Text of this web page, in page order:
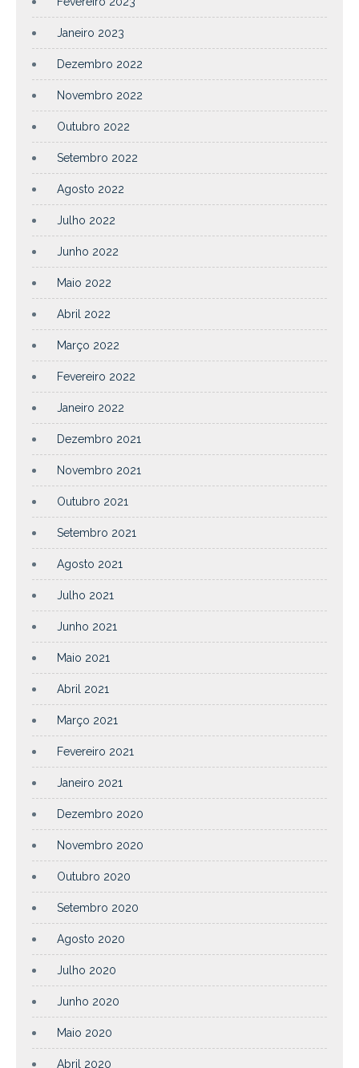
Janeiro 2023
Dezembro 2022
Novembro 2022
Outubro 2022
Setembro 2022
Agosto 2022
Julho 2022
Junho 2022
Maio 2022
Abril 2022
Março 2022
Fevereiro 2022
Janeiro 2022
Dezembro 2021
Novembro 2021
Outubro 2021
Setembro 2021
Agosto 2021
Julho 2021
Junho 2021
Maio 2021
Abril 2021
Março 2021
Fevereiro 2021
Janeiro 2021
Dezembro 2020
Novembro 2020
Outubro 2020
Setembro 2020
Agosto 2020
Julho 2020
Junho 2020
Maio 2020
Abril 2020